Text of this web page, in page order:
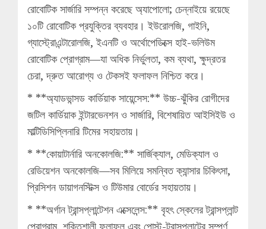
রোবোটিক সার্জারি সম্পন্ন করেছে অ্যাপোলো; চেন্নাইয়ে রয়েছে
১০টি রোবোটিক প্রযুক্তির ব্যবহার। ইউরোলজি, গাইনি,
গ্যাস্ট্রোএন্টারোলজি, ইএনটি ও অর্থোপেডিক্সে হাই-ভলিউম
রোবোটিক প্রোগ্রাম—যা অধিক নির্ভুলতা, কম ব্যথা, ক্ষুদ্রতর
চেরা, দ্রুত আরোগ্য ও টেকসই ফলাফল নিশ্চিত করে।
* **অ্যাডভান্সড কার্ডিয়াক সায়েন্সেস:** উচ্চ-ঝুঁকির রোগীদের
জটিল কার্ডিয়াক ইন্টারভেনশন ও সার্জারি, বিশেষায়িত আইসিইউ ও
মাল্টিডিসিপ্লিনারি টিমের সহায়তায়।
* **কোয়াটার্নারি অনকোলজি:** সার্জিক্যাল, মেডিক্যাল ও
রেডিয়েশন অনকোলজি—সব মিলিয়ে সমন্বিত ক্যান্সার চিকিৎসা,
প্রিসিশন ডায়াগনস্টিক্স ও টিউমার বোর্ডের সহায়তায়।
* **অর্গান ট্রান্সপ্লান্টেশন এক্সেলেন্স:** বৃহৎ স্কেলের ট্রান্সপ্লান্ট
প্রোগ্রাম, শক্তিশালী ফলাফল এবং পোস্ট-ট্রান্সপ্লান্টের সম্পূর্ণ